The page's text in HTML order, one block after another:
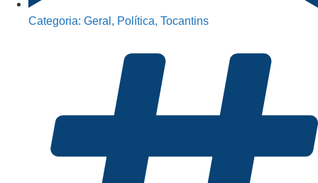
Categoria: Geral , Política, Tocantins